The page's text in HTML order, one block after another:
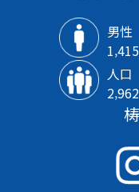
男性
人口